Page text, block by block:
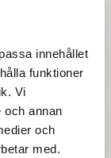
innehållet
funktioner
Vi
och annan
och
med.
Pris
57 :-
- Mega Watt –
Putty